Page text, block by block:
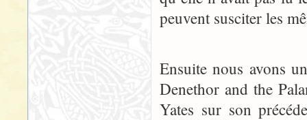
peuvent susciter les
Ensuite nous avons
Denethor and the
Yates sur son